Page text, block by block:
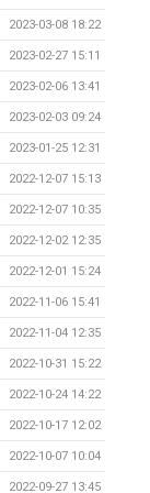
2023-03-08 18:22
2023-02-27 15:11
2023-02-06 13:41
2023-02-03 09:24
2023-01-25 12:31
2022-12-07 15:13
2022-12-07 10:35
2022-12-02 12:35
2022-12-01 15:24
2022-11-06 15:41
2022-11-04 12:35
2022-10-31 15:22
2022-10-24 14:22
2022-10-17 12:02
2022-10-07 10:04
2022-09-27 13:45